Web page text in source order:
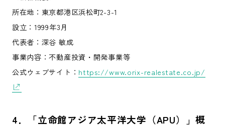
所在地：東京都港区浜松町2-3-1
設立：1999年3月
代表者：深谷 敏成
事業内容：不動産投資・開発事業等
公式ウェブサイト： https://www.orix-realestate.co.jp/
4．「立命館アジア太平洋大学（APU）」概